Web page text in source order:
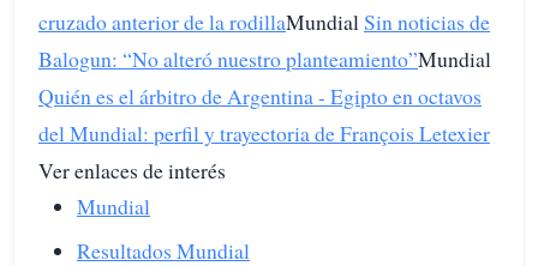
cruzado anterior de la rodillaMundialSin noticias de
Balogun: “No alteró nuestro planteamiento”Mundial
Quién es el árbitro de Argentina - Egipto en octavos
del Mundial: perfil y trayectoria de François Letexier
Ver enlaces de interés
Mundial
Resultados Mundial